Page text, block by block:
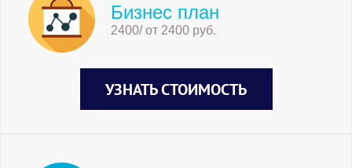
Бизнес план
2400/ от 2400 руб.
УЗНАТЬ СТОИМОСТЬ